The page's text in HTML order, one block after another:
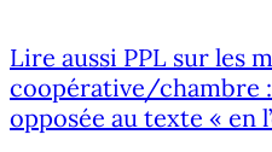
Lire aussi PPL sur les
coopérative/chambre
opposée au texte « en